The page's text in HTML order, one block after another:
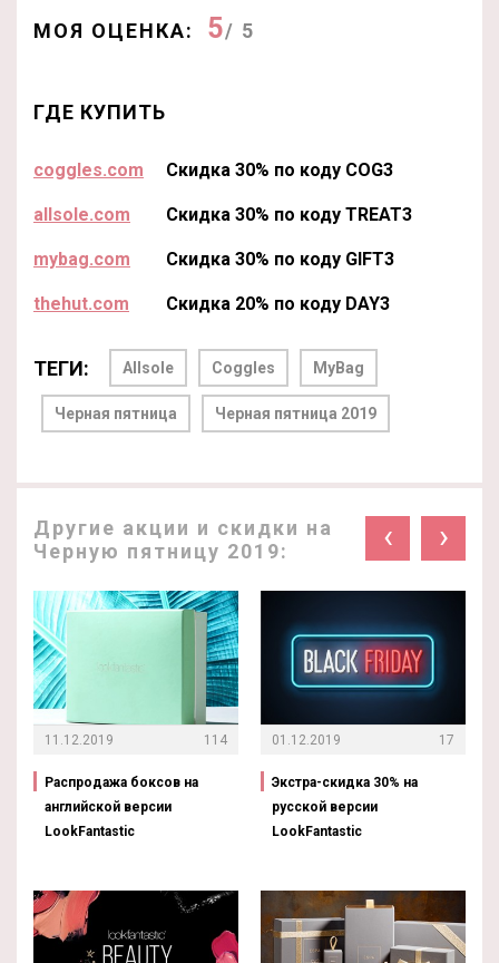
МОЯ ОЦЕНКА: 5/ 5
ГДЕ КУПИТЬ
coggles.com Скидка 30% по коду COG3
allsole.com Скидка 30% по коду TREAT3
mybag.com Скидка 30% по коду GIFT3
thehut.com Скидка 20% по коду DAY3
ТЕГИ: Allsole Coggles MyBag
Черная пятница Черная пятница 2019
Другие акции и скидки на
Черную пятницу 2019:
‹ ›
11.12.2019 114
Распродажа боксов на
английской версии
LookFantastic
01.12.2019 17
Экстра-скидка 30% на
русской версии
LookFantastic